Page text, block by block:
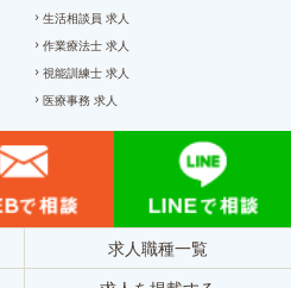
生活相談員 求人
作業療法士 求人
視能訓練士 求人
医療事務 求人
求人職種一覧